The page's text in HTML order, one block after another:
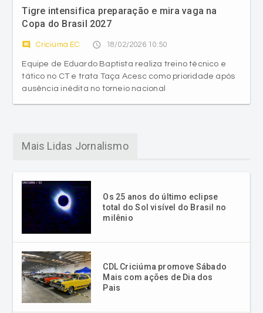
Tigre intensifica preparação e mira vaga na
Copa do Brasil 2027
comment Criciúma EC access_time 18/02/2026 10:50
Equipe de Eduardo Baptista realiza treino técnico e
tático no CT e trata Taça Acesc como prioridade após
ausência inédita no torneio nacional
Mais Lidas Jornalismo
Os 25 anos do último eclipse
total do Sol visível do Brasil no
milênio
CDL Criciúma promove Sábado
Mais com ações de Dia dos
Pais